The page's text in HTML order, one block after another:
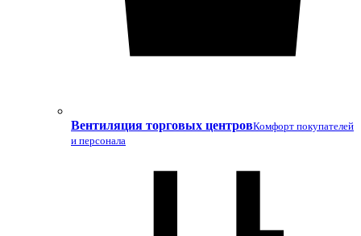
Вентиляция торговых центровКомфорт покупателей
и персонала